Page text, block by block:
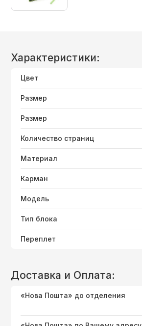
Характеристики:
Цвет
Размер
Размер
Количество страниц
Материал
Карман
Модель
Тип блока
Переплет
Доставка и Оплата:
«Нова Пошта» до отделения